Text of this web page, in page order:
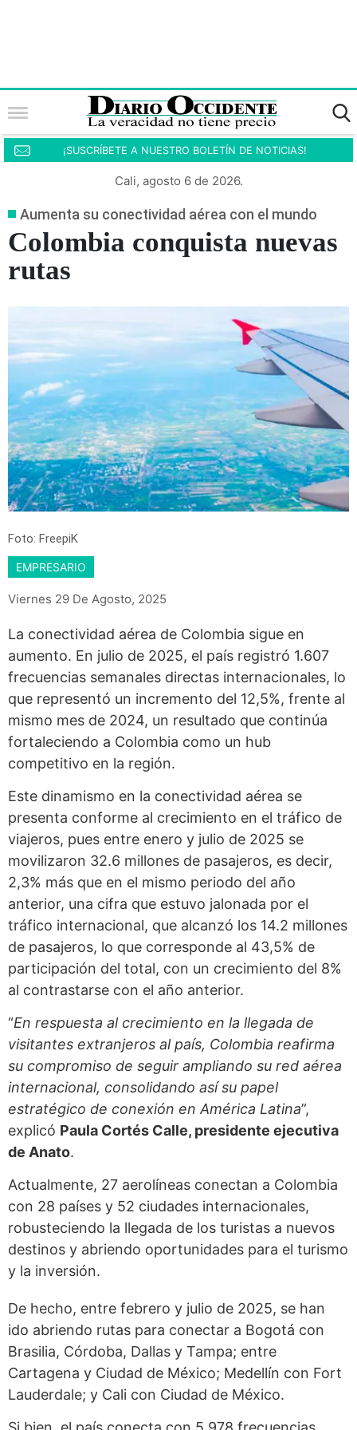
¡SUSCRÍBETE A NUESTRO BOLETÍN DE NOTICIAS!
Cali, agosto 6 de 2026.
Aumenta su conectividad aérea con el mundo
Colombia conquista nuevas
rutas
Foto: FreepiK
EMPRESARIO
Viernes 29 De Agosto, 2025
La conectividad aérea de Colombia sigue en
aumento. En julio de 2025, el país registró 1.607
frecuencias semanales directas internacionales, lo
que representó un incremento del 12,5%, frente al
mismo mes de 2024, un resultado que continúa
fortaleciendo a Colombia como un hub
competitivo en la región.
Este dinamismo en la conectividad aérea se
presenta conforme al crecimiento en el tráfico de
viajeros, pues entre enero y julio de 2025 se
movilizaron 32.6 millones de pasajeros, es decir,
2,3% más que en el mismo periodo del año
anterior, una cifra que estuvo jalonada por el
tráfico internacional, que alcanzó los 14.2 millones
de pasajeros, lo que corresponde al 43,5% de
participación del total, con un crecimiento del 8%
al contrastarse con el año anterior.
“En respuesta al crecimiento en la llegada de
visitantes extranjeros al país, Colombia reafirma
su compromiso de seguir ampliando su red aérea
internacional, consolidando así su papel
estratégico de conexión en América Latina”,
explicó Paula Cortés Calle, presidente ejecutiva
de Anato.
Actualmente, 27 aerolíneas conectan a Colombia
con 28 países y 52 ciudades internacionales,
robusteciendo la llegada de los turistas a nuevos
destinos y abriendo oportunidades para el turismo
y la inversión.
De hecho, entre febrero y julio de 2025, se han
ido abriendo rutas para conectar a Bogotá con
Brasilia, Córdoba, Dallas y Tampa; entre
Cartagena y Ciudad de México; Medellín con Fort
Lauderdale; y Cali con Ciudad de México.